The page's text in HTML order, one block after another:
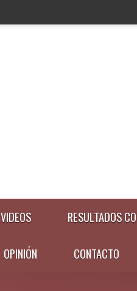
VIDEOS RESULTADOS
OPINIÓN CONTACTO